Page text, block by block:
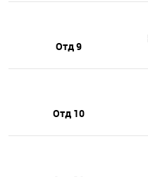
Отд 9
Отд 10